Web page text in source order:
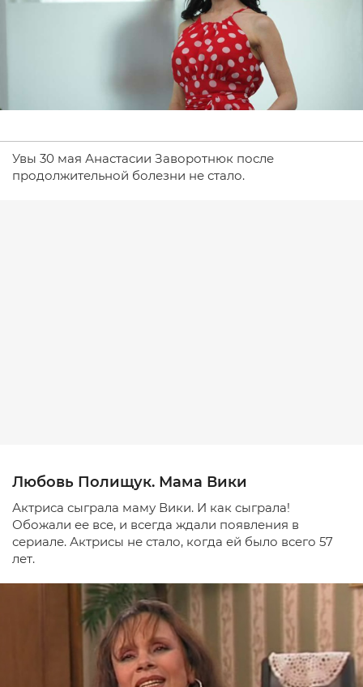
Увы 30 мая Анастасии Заворотнюк после
продолжительной болезни не стало.
Любовь Полищук. Мама Вики
Актриса сыграла маму Вики. И как сыграла!
Обожали ее все, и всегда ждали появления в
сериале. Актрисы не стало, когда ей было всего 57
лет.